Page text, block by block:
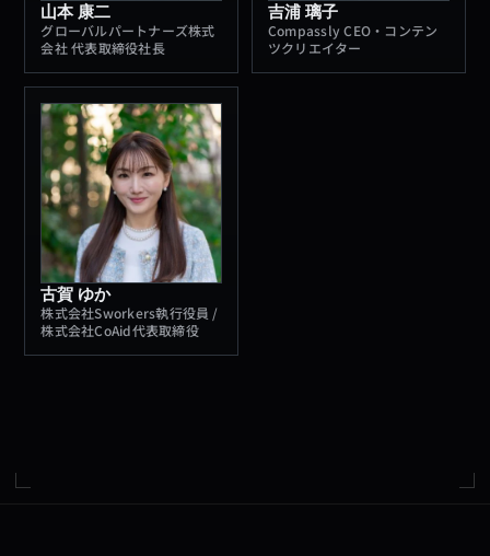
山本 康二
グローバルパートナーズ株式
会社 代表取締役社長
吉浦 璃子
Compassly CEO・コンテン
ツクリエイター
古賀 ゆか
株式会社Sworkers執行役員 /
株式会社CoAid代表取締役